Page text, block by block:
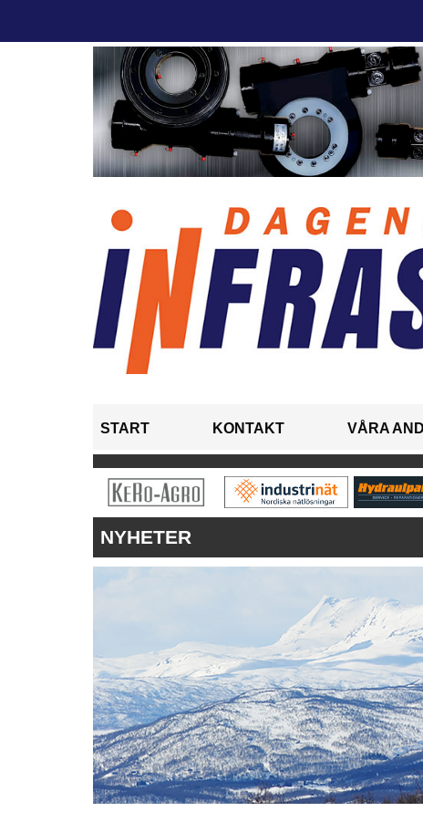
START KONTAKT VÅRA
NYHETER